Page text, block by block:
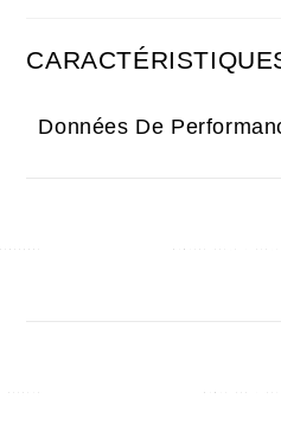
Données De